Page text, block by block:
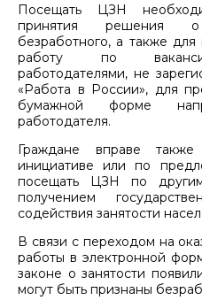
Посещать ЦЗН
принятия решения о
безработного, а также
работу по
работодателями, не
«Работа в России», для
бумажной форме
работодателя.
Граждане вправе
инициативе или по
посещать ЦЗН по
получением
содействия занятости
В связи с переходом на
работы в электронной
законе о занятости
могут быть признаны